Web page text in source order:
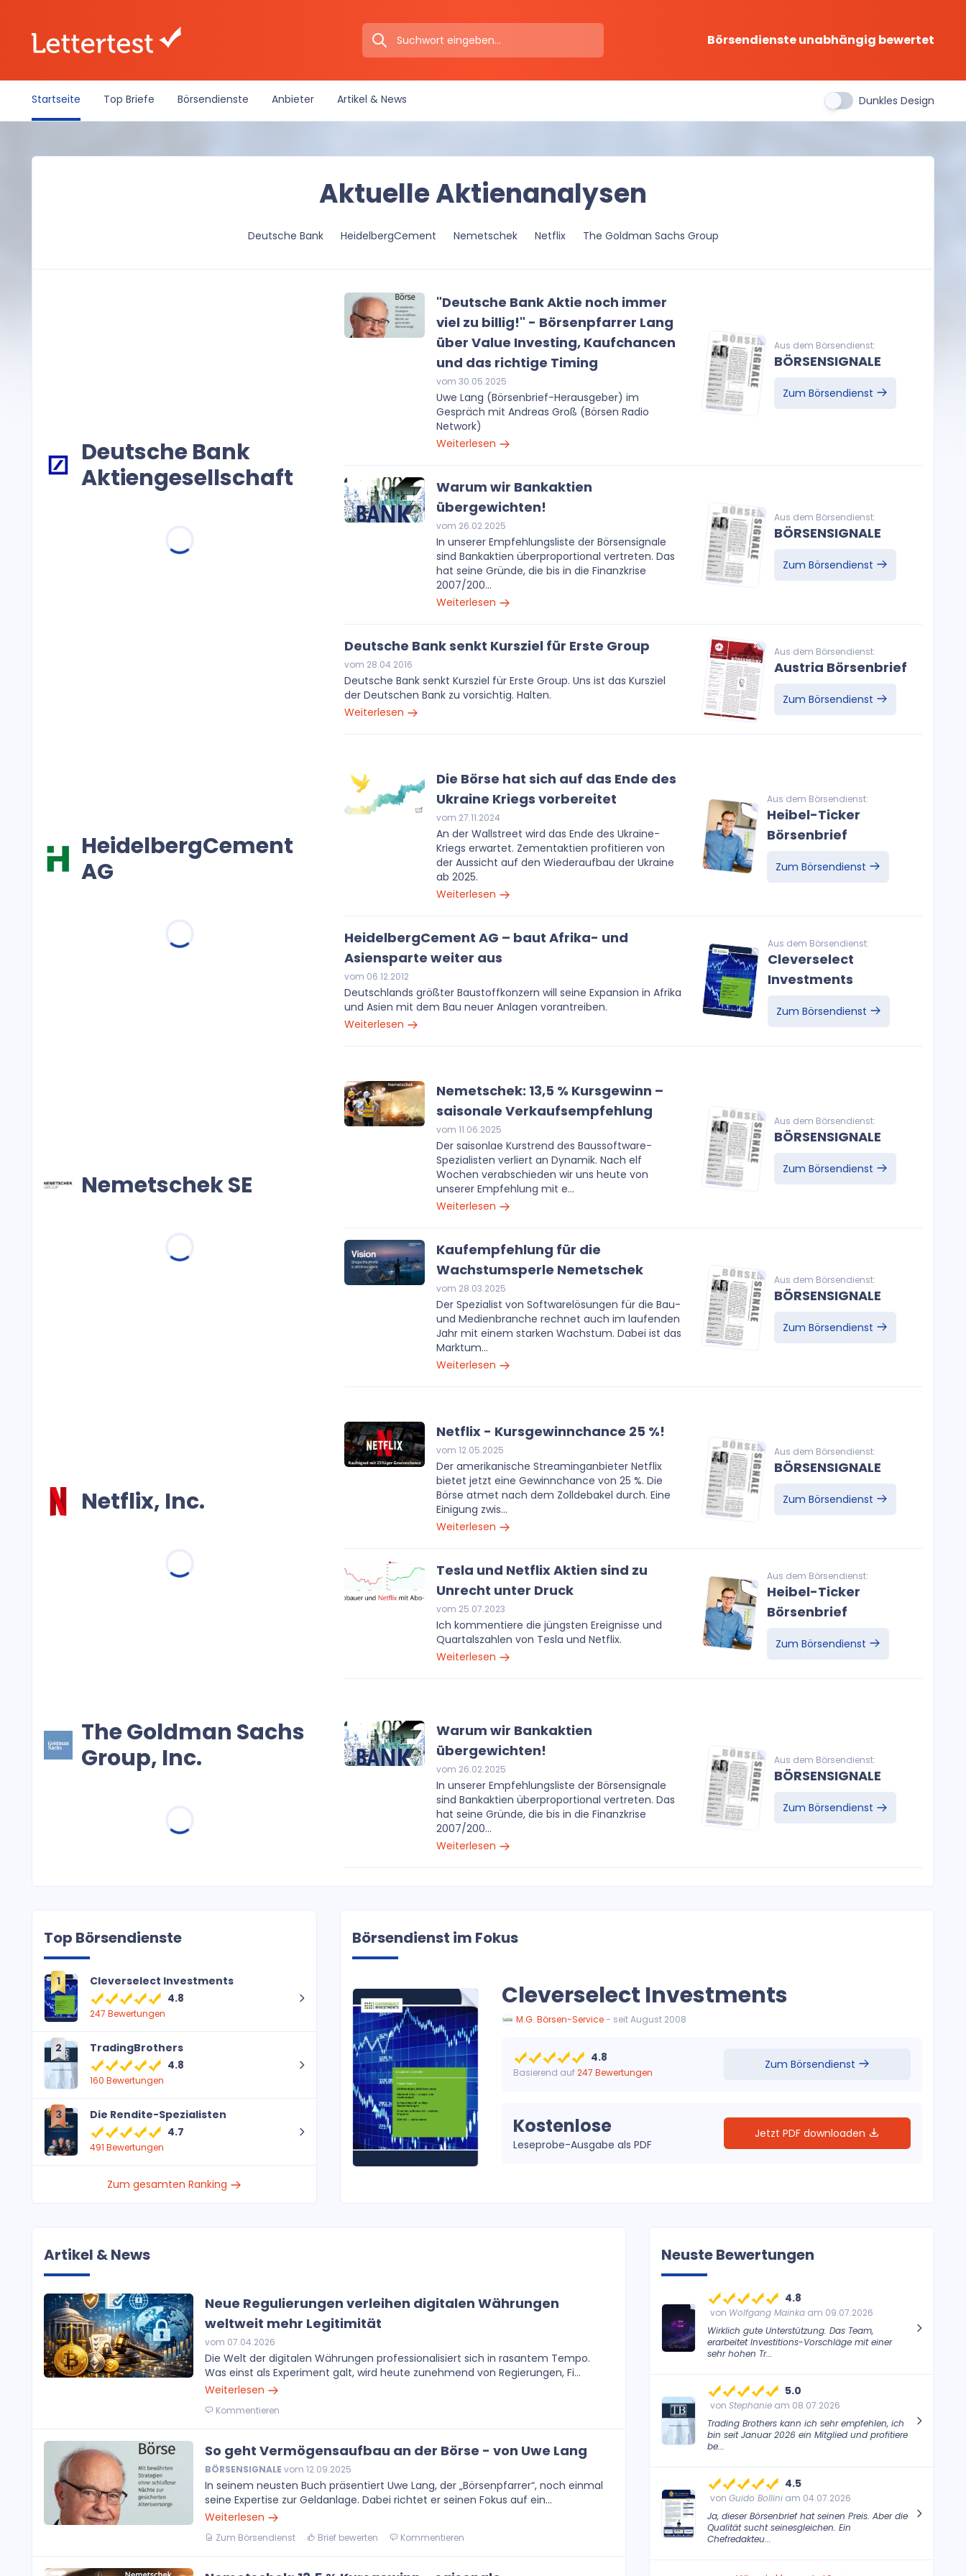
Börsendienste unabhängig bewertet
Startseite Top Briefe Börsendienste Anbieter Artikel & News Dunkles Design
Aktuelle Aktienanalysen
Deutsche Bank HeidelbergCement Nemetschek Netflix The Goldman Sachs Group
Deutsche Bank
Aktiengesellschaft
"Deutsche Bank Aktie noch immer
viel zu billig!" - Börsenpfarrer Lang
über Value Investing, Kaufchancen
und das richtige Timing
vom 30.05.2025
Uwe Lang (Börsenbrief-Herausgeber) im
Gespräch mit Andreas Groß (Börsen Radio
Network)
Weiterlesen
Aus dem Börsendienst:
BÖRSENSIGNALE
Zum Börsendienst
Warum wir Bankaktien
übergewichten!
vom 26.02.2025
In unserer Empfehlungsliste der Börsensignale
sind Bankaktien überproportional vertreten. Das
hat seine Gründe, die bis in die Finanzkrise
2007/200...
Weiterlesen
Aus dem Börsendienst:
BÖRSENSIGNALE
Zum Börsendienst
Deutsche Bank senkt Kursziel für Erste Group
vom 28.04.2016
Deutsche Bank senkt Kursziel für Erste Group. Uns ist das Kursziel
der Deutschen Bank zu vorsichtig. Halten.
Weiterlesen
Aus dem Börsendienst:
Austria Börsenbrief
Zum Börsendienst
HeidelbergCement
AG
Die Börse hat sich auf das Ende des
Ukraine Kriegs vorbereitet
vom 27.11.2024
An der Wallstreet wird das Ende des Ukraine-
Kriegs erwartet. Zementaktien profitieren von
der Aussicht auf den Wiederaufbau der Ukraine
ab 2025.
Weiterlesen
Aus dem Börsendienst:
Heibel-Ticker
Börsenbrief
Zum Börsendienst
HeidelbergCement AG – baut Afrika- und
Asiensparte weiter aus
vom 06.12.2012
Deutschlands größter Baustoffkonzern will seine Expansion in Afrika
und Asien mit dem Bau neuer Anlagen vorantreiben.
Weiterlesen
Aus dem Börsendienst:
Cleverselect
Investments
Zum Börsendienst
Nemetschek SE
Nemetschek: 13,5 % Kursgewinn –
saisonale Verkaufsempfehlung
vom 11.06.2025
Der saisonlae Kurstrend des Baussoftware-
Spezialisten verliert an Dynamik. Nach elf
Wochen verabschieden wir uns heute von
unserer Empfehlung mit e...
Weiterlesen
Aus dem Börsendienst:
BÖRSENSIGNALE
Zum Börsendienst
Kaufempfehlung für die
Wachstumsperle Nemetschek
vom 28.03.2025
Der Spezialist von Softwarelösungen für die Bau-
und Medienbranche rechnet auch im laufenden
Jahr mit einem starken Wachstum. Dabei ist das
Marktum...
Weiterlesen
Aus dem Börsendienst:
BÖRSENSIGNALE
Zum Börsendienst
Netflix, Inc.
Netflix - Kursgewinnchance 25 %!
vom 12.05.2025
Der amerikanische Streaminganbieter Netflix
bietet jetzt eine Gewinnchance von 25 %. Die
Börse atmet nach dem Zolldebakel durch. Eine
Einigung zwis...
Weiterlesen
Aus dem Börsendienst:
BÖRSENSIGNALE
Zum Börsendienst
Tesla und Netflix Aktien sind zu
Unrecht unter Druck
vom 25.07.2023
Ich kommentiere die jüngsten Ereignisse und
Quartalszahlen von Tesla und Netflix.
Weiterlesen
Aus dem Börsendienst:
Heibel-Ticker
Börsenbrief
Zum Börsendienst
The Goldman Sachs
Group, Inc.
Warum wir Bankaktien
übergewichten!
vom 26.02.2025
In unserer Empfehlungsliste der Börsensignale
sind Bankaktien überproportional vertreten. Das
hat seine Gründe, die bis in die Finanzkrise
2007/200...
Weiterlesen
Aus dem Börsendienst:
BÖRSENSIGNALE
Zum Börsendienst
Top Börsendienste
1
Cleverselect Investments
4.8
247 Bewertungen
2
TradingBrothers
4.8
160 Bewertungen
3
Die Rendite-Spezialisten
4.7
491 Bewertungen
Zum gesamten Ranking
Börsendienst im Fokus
Cleverselect Investments
M.G. Börsen-Service- seit August 2008
4.8
Basierend auf247 Bewertungen
Zum Börsendienst
Kostenlose
Leseprobe-Ausgabe als PDF
Jetzt PDF downloaden
Artikel & News
Neue Regulierungen verleihen digitalen Währungen
weltweit mehr Legitimität
vom 07.04.2026
Die Welt der digitalen Währungen professionalisiert sich in rasantem Tempo.
Was einst als Experiment galt, wird heute zunehmend von Regierungen, Fi...
Weiterlesen
Kommentieren
So geht Vermögensaufbau an der Börse - von Uwe Lang
BÖRSENSIGNALE vom 12.09.2025
In seinem neusten Buch präsentiert Uwe Lang, der „Börsenpfarrer“, noch einmal
seine Expertise zur Geldanlage. Dabei richtet er seinen Fokus auf ein...
Weiterlesen
Zum Börsendienst Brief bewerten Kommentieren
Neuste Bewertungen
4.8
von Wolfgang Mainkaam 09.07.2026
Wirklich gute Unterstützung. Das Team,
erarbeitet Investitions-Vorschläge mit einer
sehr hohen Tr...
5.0
von Stephanieam 08.07.2026
Trading Brothers kann ich sehr empfehlen, ich
bin seit Januar 2026 ein Mitglied und profitiere
be...
4.5
von Guido Bolliniam 04.07.2026
Ja, dieser Börsenbrief hat seinen Preis. Aber die
Qualität sucht seinesgleichen. Ein
Chefredakteu...